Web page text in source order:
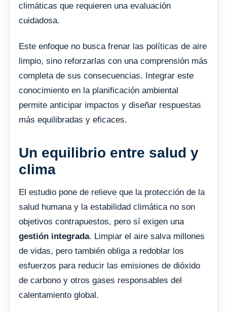
climáticas que requieren una evaluación
cuidadosa.
Este enfoque no busca frenar las políticas de aire
limpio, sino reforzarlas con una comprensión más
completa de sus consecuencias. Integrar este
conocimiento en la planificación ambiental
permite anticipar impactos y diseñar respuestas
más equilibradas y eficaces.
Un equilibrio entre salud y
clima
El estudio pone de relieve que la protección de la
salud humana y la estabilidad climática no son
objetivos contrapuestos, pero sí exigen una
gestión integrada. Limpiar el aire salva millones
de vidas, pero también obliga a redoblar los
esfuerzos para reducir las emisiones de dióxido
de carbono y otros gases responsables del
calentamiento global.